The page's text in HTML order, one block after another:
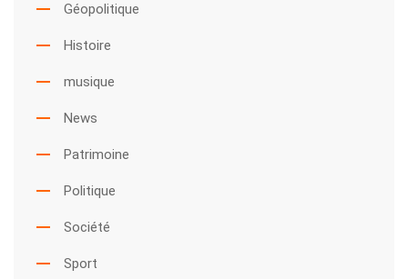
Géopolitique
Histoire
musique
News
Patrimoine
Politique
Société
Sport